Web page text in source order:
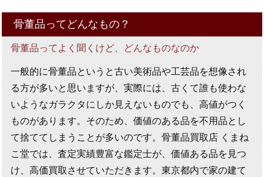
骨董品ってどんなもの？
骨董品ってよく聞くけど、どんなものなのか
一般的に骨董品というと古い美術品や工芸品を想像され
る方が多いと思いますが、実際には、古くて誰も使わな
いようなガラクタにしか見えないものでも、高値がつく
ものがあります。そのため、価値のある品を不用品とし
て捨ててしまうことが多いのです。骨董品買取店 くまね
こ堂では、査定実績豊富な鑑定士が、価値ある品を見つ
け、高価買取させていただきます。東京都内で家の建て